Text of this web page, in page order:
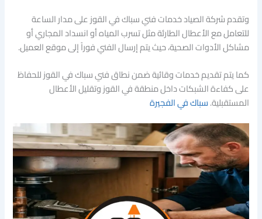
وتقدم شركة الصياد خدمات فني سباك في القوز على مدار الساعة
للتعامل مع الأعطال الطارئة مثل تسرب المياه أو انسداد المجاري أو
مشاكل الأدوات الصحية، حيث يتم إرسال الفني فوراً إلى موقع العميل.
كما يتم تقديم خدمات وقائية ضمن نطاق فني سباك في القوز للحفاظ
على كفاءة الشبكات داخل منطقة في القوز وتقليل الأعطال
المستقبلية.سباك في الفجيرة